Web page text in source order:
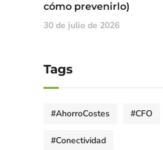
cómo prevenirlo)
30 de julio de 2026
Tags
#AhorroCostes #CFO
#Conectividad